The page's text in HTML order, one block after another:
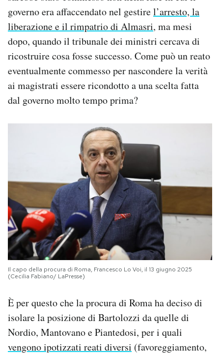
governo era affaccendato nel gestirel’arresto, la
liberazione e il rimpatrio di Almasri, ma mesi
dopo, quando il tribunale dei ministri cercava di
ricostruire cosa fosse successo. Come può un reato
eventualmente commesso per nascondere la verità
ai magistrati essere ricondotto a una scelta fatta
dal governo molto tempo prima?
Il capo della procura di Roma, Francesco Lo Voi, il 13 giugno 2025
(Cecilia Fabiano/ LaPresse)
È per questo che la procura di Roma ha deciso di
isolare la posizione di Bartolozzi da quelle di
Nordio, Mantovano e Piantedosi, per i quali
vengono ipotizzati reati diversi (favoreggiamento,